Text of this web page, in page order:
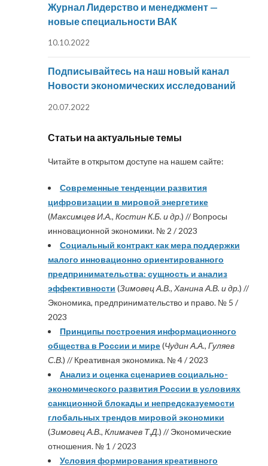
Журнал Лидерство и менеджмент —
новые специальности ВАК
10.10.2022
Подписывайтесь на наш новый канал
Новости экономических исследований
20.07.2022
Статьи на актуальные темы
Читайте в открытом доступе на нашем сайте:
Современные тенденции развития
цифровизации в мировой энергетике
(Максимцев И.А., Костин К.Б. и др.) // Вопросы
инновационной экономики. № 2 / 2023
Социальный контракт как мера поддержки
малого инновационно ориентированного
предпринимательства: сущность и анализ
эффективности (Зимовец А.В., Ханина А.В. и др.) //
Экономика, предпринимательство и право. № 5 /
2023
Принципы построения информационного
общества в России и мире(Чудин А.А., Гуляев
С.В.) // Креативная экономика. № 4 / 2023
Анализ и оценка сценариев социально-
экономического развития России в условиях
санкционной блокады и непредсказуемости
глобальных трендов мировой экономики
(Зимовец А.В., Климачев Т.Д.) // Экономические
отношения. № 1 / 2023
Условия формирования креативного